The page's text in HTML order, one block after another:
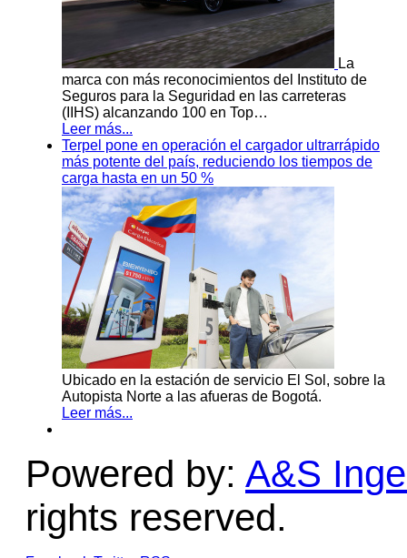
La
marca con más reconocimientos del Instituto de
Seguros para la Seguridad en las carreteras
(IIHS) alcanzando 100 en Top…
Leer más...
Terpel pone en operación el cargador ultrarrápido
más potente del país, reduciendo los tiempos de
carga hasta en un 50 %
Ubicado en la estación de servicio El Sol, sobre la
Autopista Norte a las afueras de Bogotá.
Leer más...
Powered by: A&S
rights reserved.